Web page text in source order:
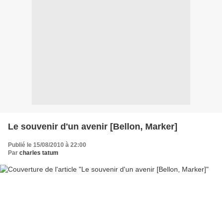
Le souvenir d'un avenir [Bellon, Marker]
Publié le 15/08/2010 à 22:00
Par charles tatum